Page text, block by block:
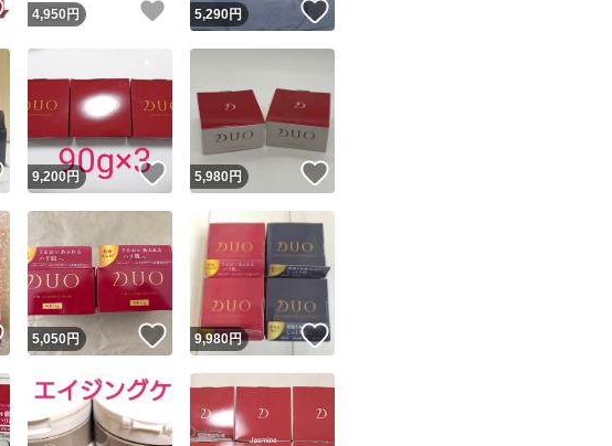
いいね！
4,950 円 いいね！
5,290円
いいね！
9,200円 いいね！
5,980円
いいね！
5,050円 いいね！
9,980円 いいね！